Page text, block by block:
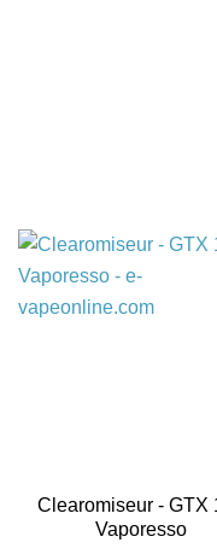
Clearomiseur - GTX
Vaporesso